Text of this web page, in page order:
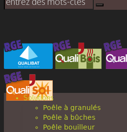
Solutions
Poêle à granulés
Poêle à bûches
Poêle bouilleur